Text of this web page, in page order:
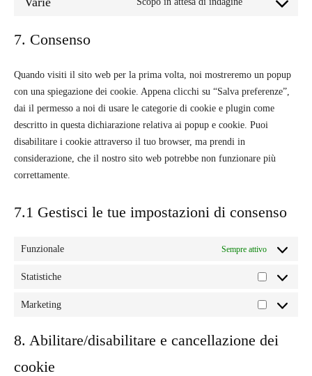
Consent
7. Consenso
Quando visiti il sito web per la prima volta, noi mostreremo un popup
con una spiegazione dei cookie. Appena clicchi su “Salva preferenze”,
dai il permesso a noi di usare le categorie di cookie e plugin come
descritto in questa dichiarazione relativa ai popup e cookie. Puoi
disabilitare i cookie attraverso il tuo browser, ma prendi in
considerazione, che il nostro sito web potrebbe non funzionare più
correttamente.
7.1 Gestisci le tue impostazioni di consenso
Funzionale Sempre attivo
Statistiche
Statistiche
Marketing
Marketing
8. Abilitare/disabilitare e cancellazione dei
cookie